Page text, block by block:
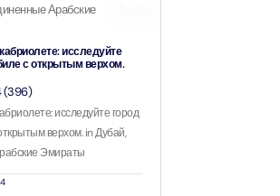
Арабские
исследуйте
с открытым верхом.
(396)
исследуйте город
верхом. in Дубай,
Эмираты